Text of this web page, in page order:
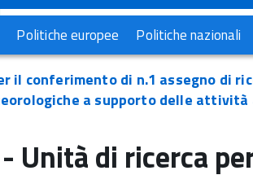
Politiche europee Politiche nazionali
il conferimento di n.1 assegno di
a supporto delle attività
- Unità di ricerca